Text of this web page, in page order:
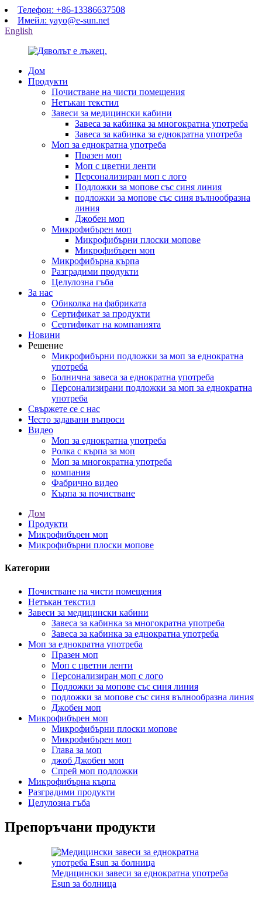
Телефон: +86-13386637508
Имейл: yayo@e-sun.net
English
Дом
Продукти
Почистване на чисти помещения
Нетъкан текстил
Завеси за медицински кабини
Завеса за кабинка за многократна употреба
Завеса за кабинка за еднократна употреба
Моп за еднократна употреба
Празен моп
Моп с цветни ленти
Персонализиран моп с лого
Подложки за мопове със синя линия
подложки за мопове със синя вълнообразна
линия
Джобен моп
Микрофибърен моп
Микрофибърни плоски мопове
Микрофибърен моп
Микрофибърна кърпа
Разградими продукти
Целулозна гъба
За нас
Обиколка на фабриката
Сертификат за продукти
Сертификат на компанията
Новини
Решение
Микрофибърни подложки за моп за еднократна
употреба
Болнична завеса за еднократна употреба
Персонализирани подложки за моп за еднократна
употреба
Свържете се с нас
Често задавани въпроси
Видео
Моп за еднократна употреба
Ролка с кърпа за моп
Моп за многократна употреба
компания
Фабрично видео
Кърпа за почистване
Дом
Продукти
Микрофибърен моп
Микрофибърни плоски мопове
Категории
Почистване на чисти помещения
Нетъкан текстил
Завеси за медицински кабини
Завеса за кабинка за многократна употреба
Завеса за кабинка за еднократна употреба
Моп за еднократна употреба
Празен моп
Моп с цветни ленти
Персонализиран моп с лого
Подложки за мопове със синя линия
подложки за мопове със синя вълнообразна линия
Джобен моп
Микрофибърен моп
Микрофибърни плоски мопове
Микрофибърен моп
Глава за моп
джоб Джобен моп
Спрей моп подложки
Микрофибърна кърпа
Разградими продукти
Целулозна гъба
Препоръчани продукти
Медицински завеси за еднократна употреба
Esun за болница